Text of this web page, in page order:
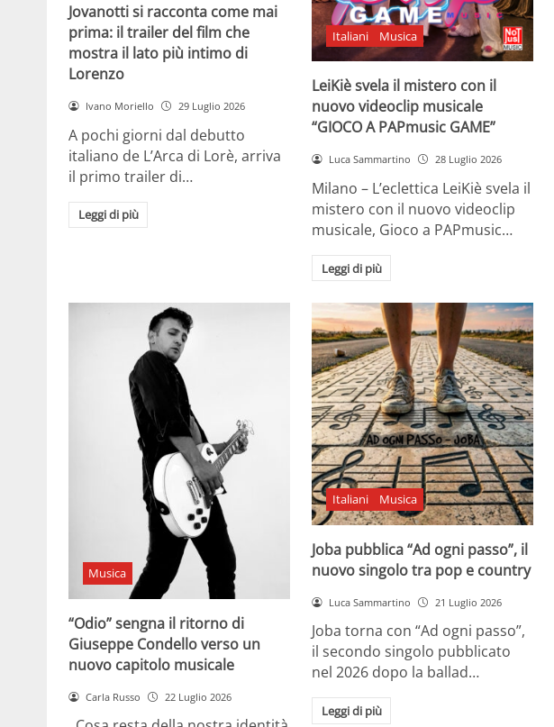
Jovanotti si racconta come mai
prima: il trailer del film che
mostra il lato più intimo di
Lorenzo
Ivano Moriello 29 Luglio 2026
A pochi giorni dal debutto
italiano de L’Arca di Lorè, arriva
il primo trailer di…
Leggi di più
Italiani Musica
LeiKiè svela il mistero con il
nuovo videoclip musicale
“GIOCO A PAPmusic GAME”
Luca Sammartino 28 Luglio 2026
Milano – L’eclettica LeiKiè svela il
mistero con il nuovo videoclip
musicale, Gioco a PAPmusic…
Leggi di più
Musica
“Odio” sengna il ritorno di
Giuseppe Condello verso un
nuovo capitolo musicale
Carla Russo 22 Luglio 2026
Italiani Musica
Joba pubblica “Ad ogni passo”, il
nuovo singolo tra pop e country
Luca Sammartino 21 Luglio 2026
Joba torna con “Ad ogni passo”,
il secondo singolo pubblicato
nel 2026 dopo la ballad…
Leggi di più